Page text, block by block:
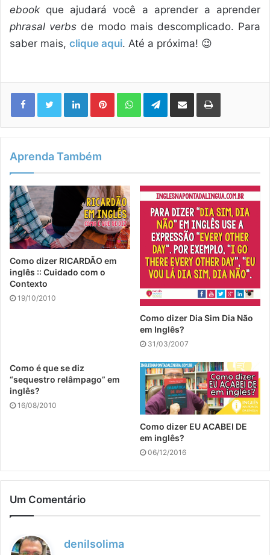
ebook que ajudará você a aprender a aprender
phrasal verbs de modo mais descomplicado. Para
saber mais, clique aqui. Até a próxima! 😉
LinkedinPinterestWhatsAppTelegram
Compartilhar via e-mail Imprimir
Aprenda Também
Como dizer RICARDÃO em
inglês :: Cuidado com o
Contexto
19/10/2010
Como dizer Dia Sim Dia Não
em Inglês?
31/03/2007
Como é que se diz
“sequestro relâmpago” em
inglês?
16/08/2010
Como dizer EU ACABEI DE
em inglês?
06/12/2016
Um Comentário
denilsolima